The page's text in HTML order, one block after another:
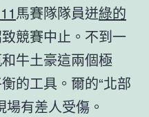
馬賽隊隊員迸綠的
競賽中止。不到一
牛土豪這兩個極
的工具。爾的“北部
有差人受傷。